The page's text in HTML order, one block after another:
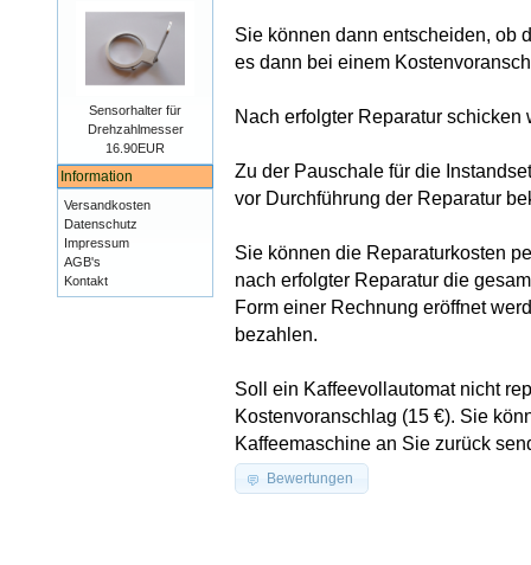
Sie können dann entscheiden, ob
es dann bei einem
Nach erfolgter Reparatur
Zu der Pauschale für die
vor Durchführung der Reparatur
Sie können die Reparaturkosten
nach erfolgter Reparatur die
Form einer Rechnung eröffnet
bezahlen.
Soll ein Kaffeevollautomat nicht
Kostenvoranschlag (15 €). Sie
Kaffeemaschine an Sie zurück
Bewertungen
Sensorhalter für
Drehzahlmesser
16.90EUR
Information
Versandkosten
Datenschutz
Impressum
AGB's
Kontakt